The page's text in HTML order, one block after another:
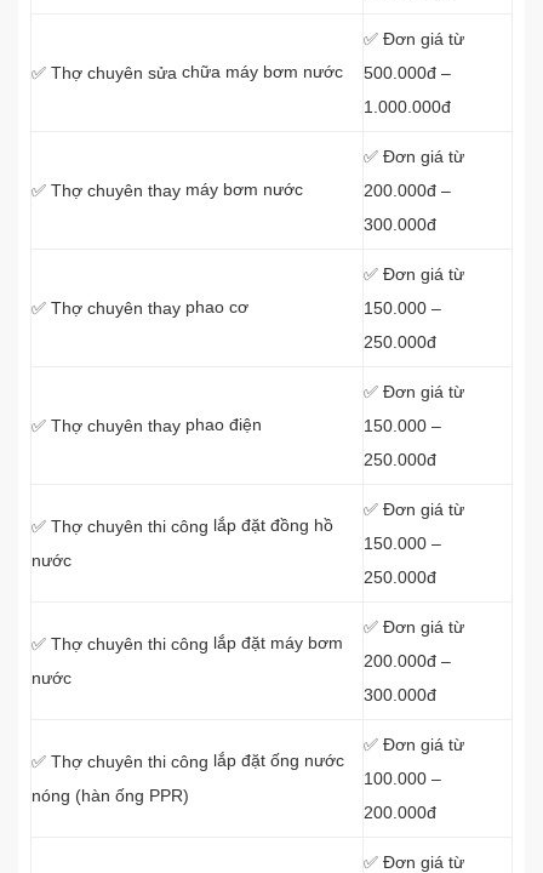
✅ Thợ chuyên sửa chữa máy bơm nước
✅ Đơn giá từ
500.000đ –
1.000.000đ
✅ Thợ chuyên thay máy bơm nước
✅ Đơn giá từ
200.000đ –
300.000đ
✅ Thợ chuyên thay phao cơ
✅ Đơn giá từ
150.000 –
250.000đ
✅ Thợ chuyên thay phao điện
✅ Đơn giá từ
150.000 –
250.000đ
✅ Thợ chuyên thi công lắp đặt đồng hồ
nước
✅ Đơn giá từ
150.000 –
250.000đ
✅ Thợ chuyên thi công lắp đặt máy bơm
nước
✅ Đơn giá từ
200.000đ –
300.000đ
✅ Thợ chuyên thi công lắp đặt ống nước
nóng (hàn ống PPR)
✅ Đơn giá từ
100.000 –
200.000đ
✅ Đơn giá từ